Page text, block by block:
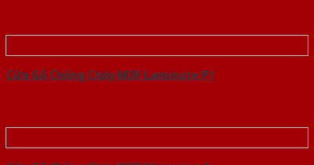
Cửa Gỗ Chống Cháy MDF Laminate P1